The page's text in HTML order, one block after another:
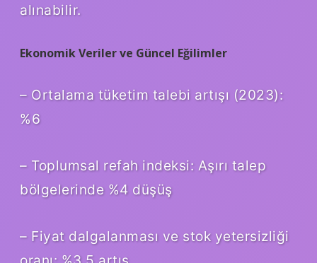
alınabilir.
Ekonomik Veriler ve Güncel Eğilimler
– Ortalama tüketim talebi artışı (2023):
%6
– Toplumsal refah indeksi: Aşırı talep
bölgelerinde %4 düşüş
– Fiyat dalgalanması ve stok yetersizliği